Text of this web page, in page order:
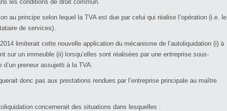
les conditions de droit commun.
au principe selon lequel la TVA est due par celui qui réalise l’opération (i.e. le
de services).
limiterait cette nouvelle application du mécanisme de l’autoliquidation (i) à
sur un immeuble (ii) lorsqu’elles sont réalisées par une entreprise sous-
preneur assujetti à la TVA.
donc pas aux prestations rendues par l’entreprise principale au maître
concernerait des situations dans lesquelles :